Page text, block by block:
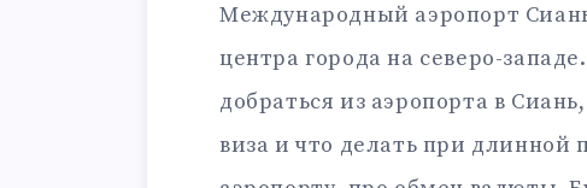
Международный аэропорт
центра города на северо-
добраться из аэропорта в
виза и что делать при длинной